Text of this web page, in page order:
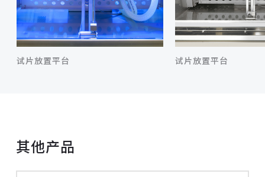
试片放置平台 试片放置平台
其他产品